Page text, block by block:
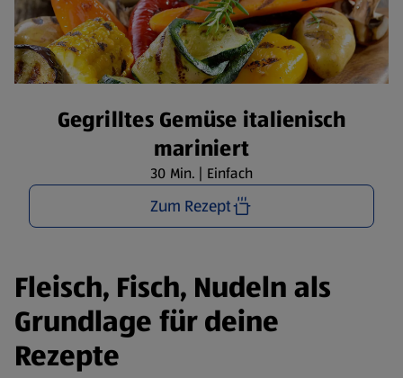
Gegrilltes Gemüse italienisch
mariniert
30 Min. | Einfach
Zum Rezept
Fleisch, Fisch, Nudeln als
Grundlage für deine
Rezepte